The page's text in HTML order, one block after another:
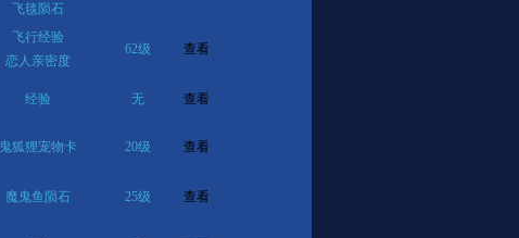
飞毯陨石
飞行经验
恋人亲密度
62级 查看
经验 无 查看
鬼狐狸宠物卡 20级 查看
魔鬼鱼陨石 25级 查看